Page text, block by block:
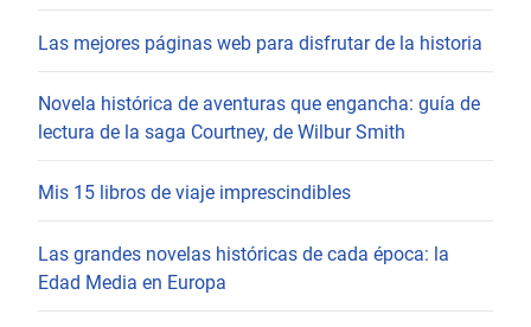
Las mejores páginas web para disfrutar de la historia
Novela histórica de aventuras que engancha: guía de
lectura de la saga Courtney, de Wilbur Smith
Mis 15 libros de viaje imprescindibles
Las grandes novelas históricas de cada época: la
Edad Media en Europa